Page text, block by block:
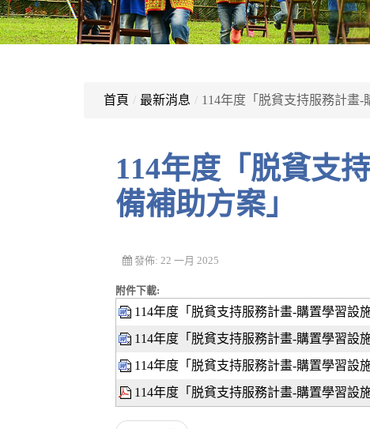
首頁 / 最新消息 / 114年度「脱貧支持服務計畫-
114年度「脱貧支持服務計畫-購置學習設施設
備補助方案」
發佈: 22 一月 2025
附件下載:
114年度「脱貧支持服務計畫-購置學習設
114年度「脱貧支持服務計畫-購置學習設
114年度「脱貧支持服務計畫-購置學習設
114年度「脱貧支持服務計畫-購置學習設